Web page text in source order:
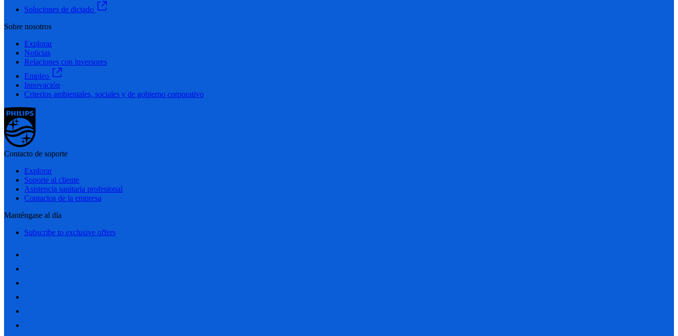
Soluciones de dictado
Sobre nosotros
Explorar
Noticias
Relaciones con inversores
Empleo
Innovación
Criterios ambientales, sociales y de gobierno corporativo
Contacto de soporte
Explorar
Soporte al cliente
Asistencia sanitaria profesional
Contactos de la empresa
Manténgase al día
Subscribe to exclusive offers